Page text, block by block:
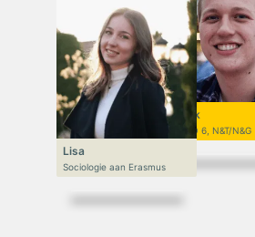
Niek
VWO 6, N&T/N&G
Lisa
Sociologie aan Erasmus